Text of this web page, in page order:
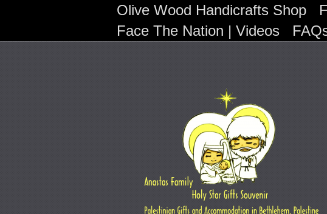
Olive Wood Handicrafts Shop
Face The Nation | Videos